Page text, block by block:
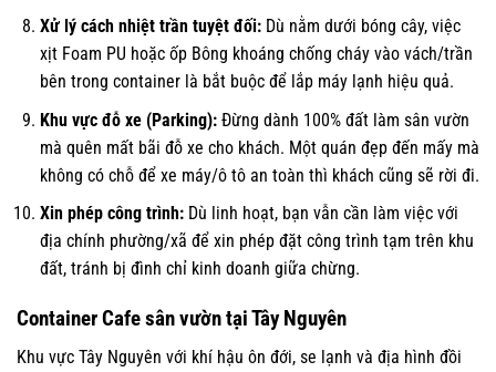
Xử lý cách nhiệt trần tuyệt đối:Dù nằm dưới bóng cây, việc
xịt Foam PU hoặc ốp Bông khoáng chống cháy vào vách/trần
bên trong container là bắt buộc để lắp máy lạnh hiệu quả.
Khu vực đỗ xe (Parking):Đừng dành 100% đất làm sân vườn
mà quên mất bãi đỗ xe cho khách. Một quán đẹp đến mấy mà
không có chỗ để xe máy/ô tô an toàn thì khách cũng sẽ rời đi.
Xin phép công trình:Dù linh hoạt, bạn vẫn cần làm việc với
địa chính phường/xã để xin phép đặt công trình tạm trên khu
đất, tránh bị đình chỉ kinh doanh giữa chừng.
Container Cafe sân vườn tại Tây Nguyên
Khu vực Tây Nguyên với khí hậu ôn đới, se lạnh và địa hình đồi